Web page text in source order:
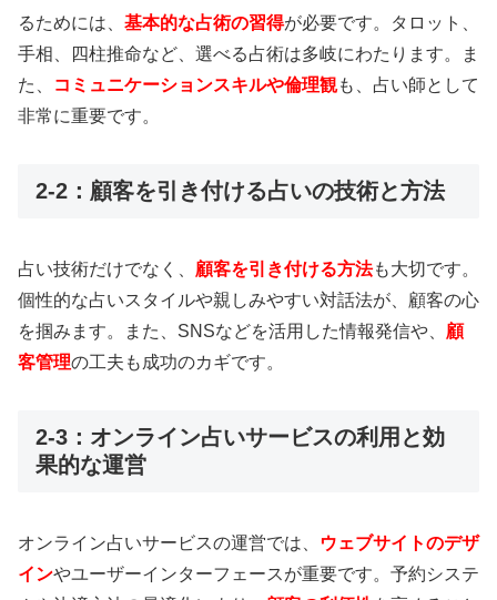
るためには、 基本的な占術の習得が必要です。タロット、
手相、四柱推命など、選べる占術は多岐にわたります。ま
た、
コミュニケーションスキルや倫理観も、占い師として
非常に重要です。
2-2：顧客を引き付ける占いの技術と方法
占い技術だけでなく、 顧客を引き付ける方法も大切です。
個性的な占いスタイルや親しみやすい対話法が、顧客の心
を掴みます。また、SNSなどを活用した情報発信や、 顧
客管理の工夫も成功のカギです。
2-3：オンライン占いサービスの利用と効
果的な運営
オンライン占いサービスの運営では、
ウェブサイトのデザ
インやユーザーインターフェースが重要です。予約システ